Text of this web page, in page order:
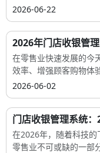
2026-06-22
2026年门店收银管
在零售业快速发展的今
效率、增强顾客购物体
2026-06-02
门店收银管理系统
在2026年，随着科技
零售业不可或缺的一部